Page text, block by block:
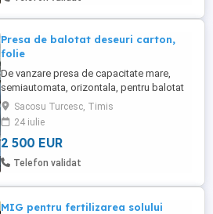
Presa de balotat deseuri carton,
folie
De vanzare presa de capacitate mare,
semiautomata, orizontala, pentru balotat
deseuri de ambalaje de carton, folie, Pet.
Greutate balot aprox. 200-400 kg in functie
de material. Alimentare curent trifazic.
Sacosu Turcesc, Timis
24 iulie
2 500 EUR
Telefon validat
MIG pentru fertilizarea solului